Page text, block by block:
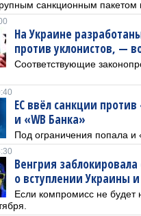
санкционным
На Украине
против уклонистов, —
Соответствующие
ЕС ввёл санкции
и «WB Банка»
Под ограничения попала и
Венгрия
о вступлении Украины
Если компромисс не будет